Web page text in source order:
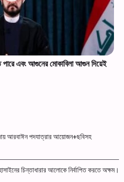
পারে এবং আগুনের মোকাবিলা আগুন দিয়েই
আরবাঈন পদযাত্রার আয়োজন+ছবিসহ
চিন্তাধারার আলোকে নির্বাপিত করতে অক্ষম।